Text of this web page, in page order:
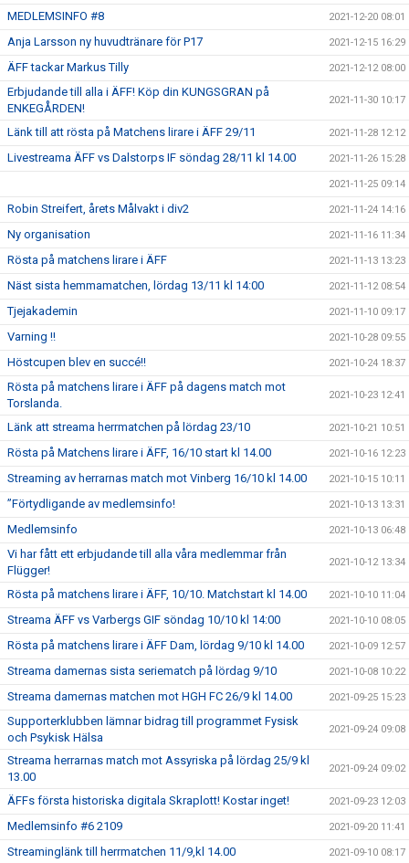
MEDLEMSINFO #8 2021-12-20 08:01
Anja Larsson ny huvudtränare för P17 2021-12-15 16:29
ÄFF tackar Markus Tilly 2021-12-12 08:00
Erbjudande till alla i ÄFF! Köp din KUNGSGRAN på
ENKEGÅRDEN!
2021-11-30 10:17
Länk till att rösta på Matchens lirare i ÄFF 29/11 2021-11-28 12:12
Livestreama ÄFF vs Dalstorps IF söndag 28/11 kl 14.00 2021-11-26 15:28
2021-11-25 09:14
Robin Streifert, årets Målvakt i div2 2021-11-24 14:16
Ny organisation 2021-11-16 11:34
Rösta på matchens lirare i ÄFF 2021-11-13 13:23
Näst sista hemmamatchen, lördag 13/11 kl 14:00 2021-11-12 08:54
Tjejakademin 2021-11-10 09:17
Varning !! 2021-10-28 09:55
Höstcupen blev en succé!! 2021-10-24 18:37
Rösta på matchens lirare i ÄFF på dagens match mot
Torslanda.
2021-10-23 12:41
Länk att streama herrmatchen på lördag 23/10 2021-10-21 10:51
Rösta på Matchens lirare i ÄFF, 16/10 start kl 14.00 2021-10-16 12:23
Streaming av herrarnas match mot Vinberg 16/10 kl 14.00 2021-10-15 10:11
”Förtydligande av medlemsinfo! 2021-10-13 13:31
Medlemsinfo 2021-10-13 06:48
Vi har fått ett erbjudande till alla våra medlemmar från
Flügger!
2021-10-12 13:34
Rösta på matchens lirare i ÄFF, 10/10. Matchstart kl 14.00 2021-10-10 11:04
Streama ÄFF vs Varbergs GIF söndag 10/10 kl 14:00 2021-10-10 08:05
Rösta på matchens lirare i ÄFF Dam, lördag 9/10 kl 14.00 2021-10-09 12:57
Streama damernas sista seriematch på lördag 9/10 2021-10-08 10:22
Streama damernas matchen mot HGH FC 26/9 kl 14.00 2021-09-25 15:23
Supporterklubben lämnar bidrag till programmet Fysisk
och Psykisk Hälsa
2021-09-24 09:08
Streama herrarnas match mot Assyriska på lördag 25/9 kl
13.00
2021-09-24 09:02
ÄFFs första historiska digitala Skraplott! Kostar inget! 2021-09-23 12:03
Medlemsinfo #6 2109 2021-09-20 11:41
Streaminglänk till herrmatchen 11/9,kl 14.00 2021-09-10 08:17